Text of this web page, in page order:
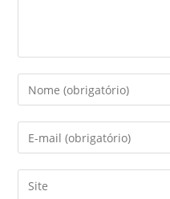
Digite
seu
nome
ou
de
Digite
seu
endereço
de
Digite